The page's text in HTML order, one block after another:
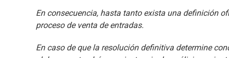
En consecuencia, hasta tanto exista una definición
proceso de venta de entradas.
En caso de que la resolución definitiva determine